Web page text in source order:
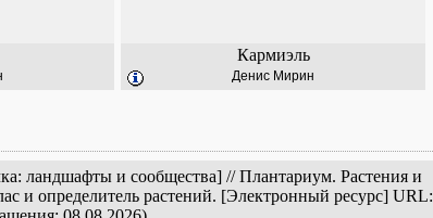
Кармиэль
Денис Мирин
ландшафты и сообщества] // Плантариум. Растения и
и определитель растений. [Электронный ресурс] URL: